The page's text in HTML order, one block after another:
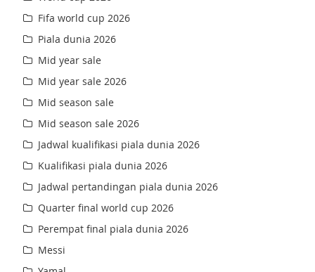
Fifa world cup 2026
Piala dunia 2026
Mid year sale
Mid year sale 2026
Mid season sale
Mid season sale 2026
Jadwal kualifikasi piala dunia 2026
Kualifikasi piala dunia 2026
Jadwal pertandingan piala dunia 2026
Quarter final world cup 2026
Perempat final piala dunia 2026
Messi